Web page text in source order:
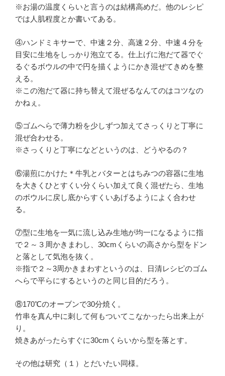
※お湯の温度くらいと言うのは結構高めだ。他のレシピ
では人肌程度とか書いてある。
④ハンドミキサーで、中速２分、高速２分、中速４分を
目安に生地をしっかり泡立てる。仕上げに泡だて器でぐ
るぐるボウルの中で円を描くようにかき混ぜてきめを整
える。
※この泡だて器に持ち替えて混ぜるなんてのはコツなの
かねぇ。
⑤ゴムへらで薄力粉を少しずつ加えてさっくりと丁寧に
混ぜ合わせる。
※さっくりと丁寧になどというのは、どうやるの？
⑥湯煎にかけた＊牛乳とバターとはちみつの容器に生地
を大きくひとすくい分くらい加えて良く混ぜたら、生地
のボウルに戻し底からすくいあげるようによく合わせ
る。
⑦型に生地を一気に流し込み生地が均一になるように指
で２～３周かきまわし、30cmくらいの高さから型をドン
と落として気泡を抜く。
※指で２～3周かきまわすというのは、日清レシピのゴム
へらで平らにするというのと同じ目的だろう。
⑧170℃のオーブンで30分焼く。
竹串を真ん中に刺して何もついてこなかったら出来上が
り。
焼きあがったらすぐに30cmくらいから型を落とす。
その他は研究（１）とだいたい同様。